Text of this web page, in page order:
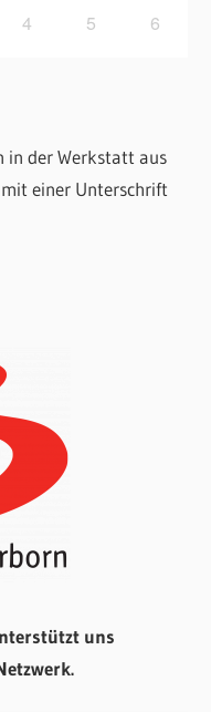
4 5 6
in der Werkstatt aus
einer Unterschrift
uns